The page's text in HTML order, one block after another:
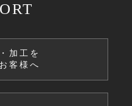
加工を
客様へ